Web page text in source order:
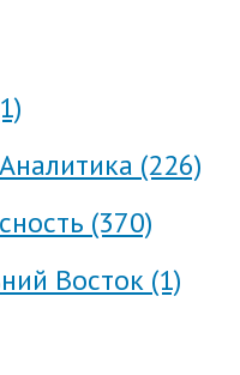
Аналитика (226)
(370)
Восток (1)